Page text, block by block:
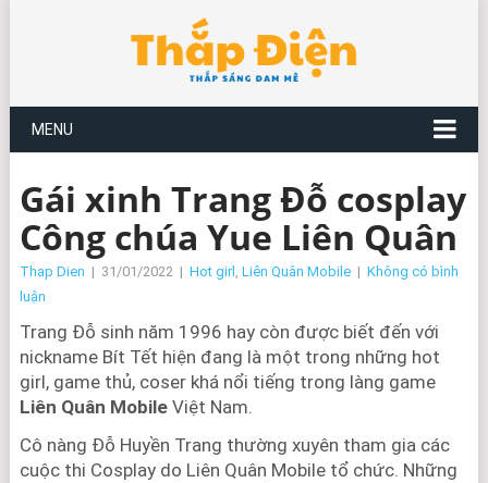
MENU
Gái xinh Trang Đỗ cosplay
Công chúa Yue Liên Quân
Thap Dien | 31/01/2022 | Hot girl , Liên Quân Mobile | Không có bình
luận
Trang Đỗ sinh năm 1996 hay còn được biết đến với
nickname Bít Tết hiện đang là một trong những hot
girl, game thủ, coser khá nổi tiếng trong làng game
Liên Quân MobileViệt Nam.
Cô nàng Đỗ Huyền Trang thường xuyên tham gia các
cuộc thi Cosplay do Liên Quân Mobile tổ chức. Những